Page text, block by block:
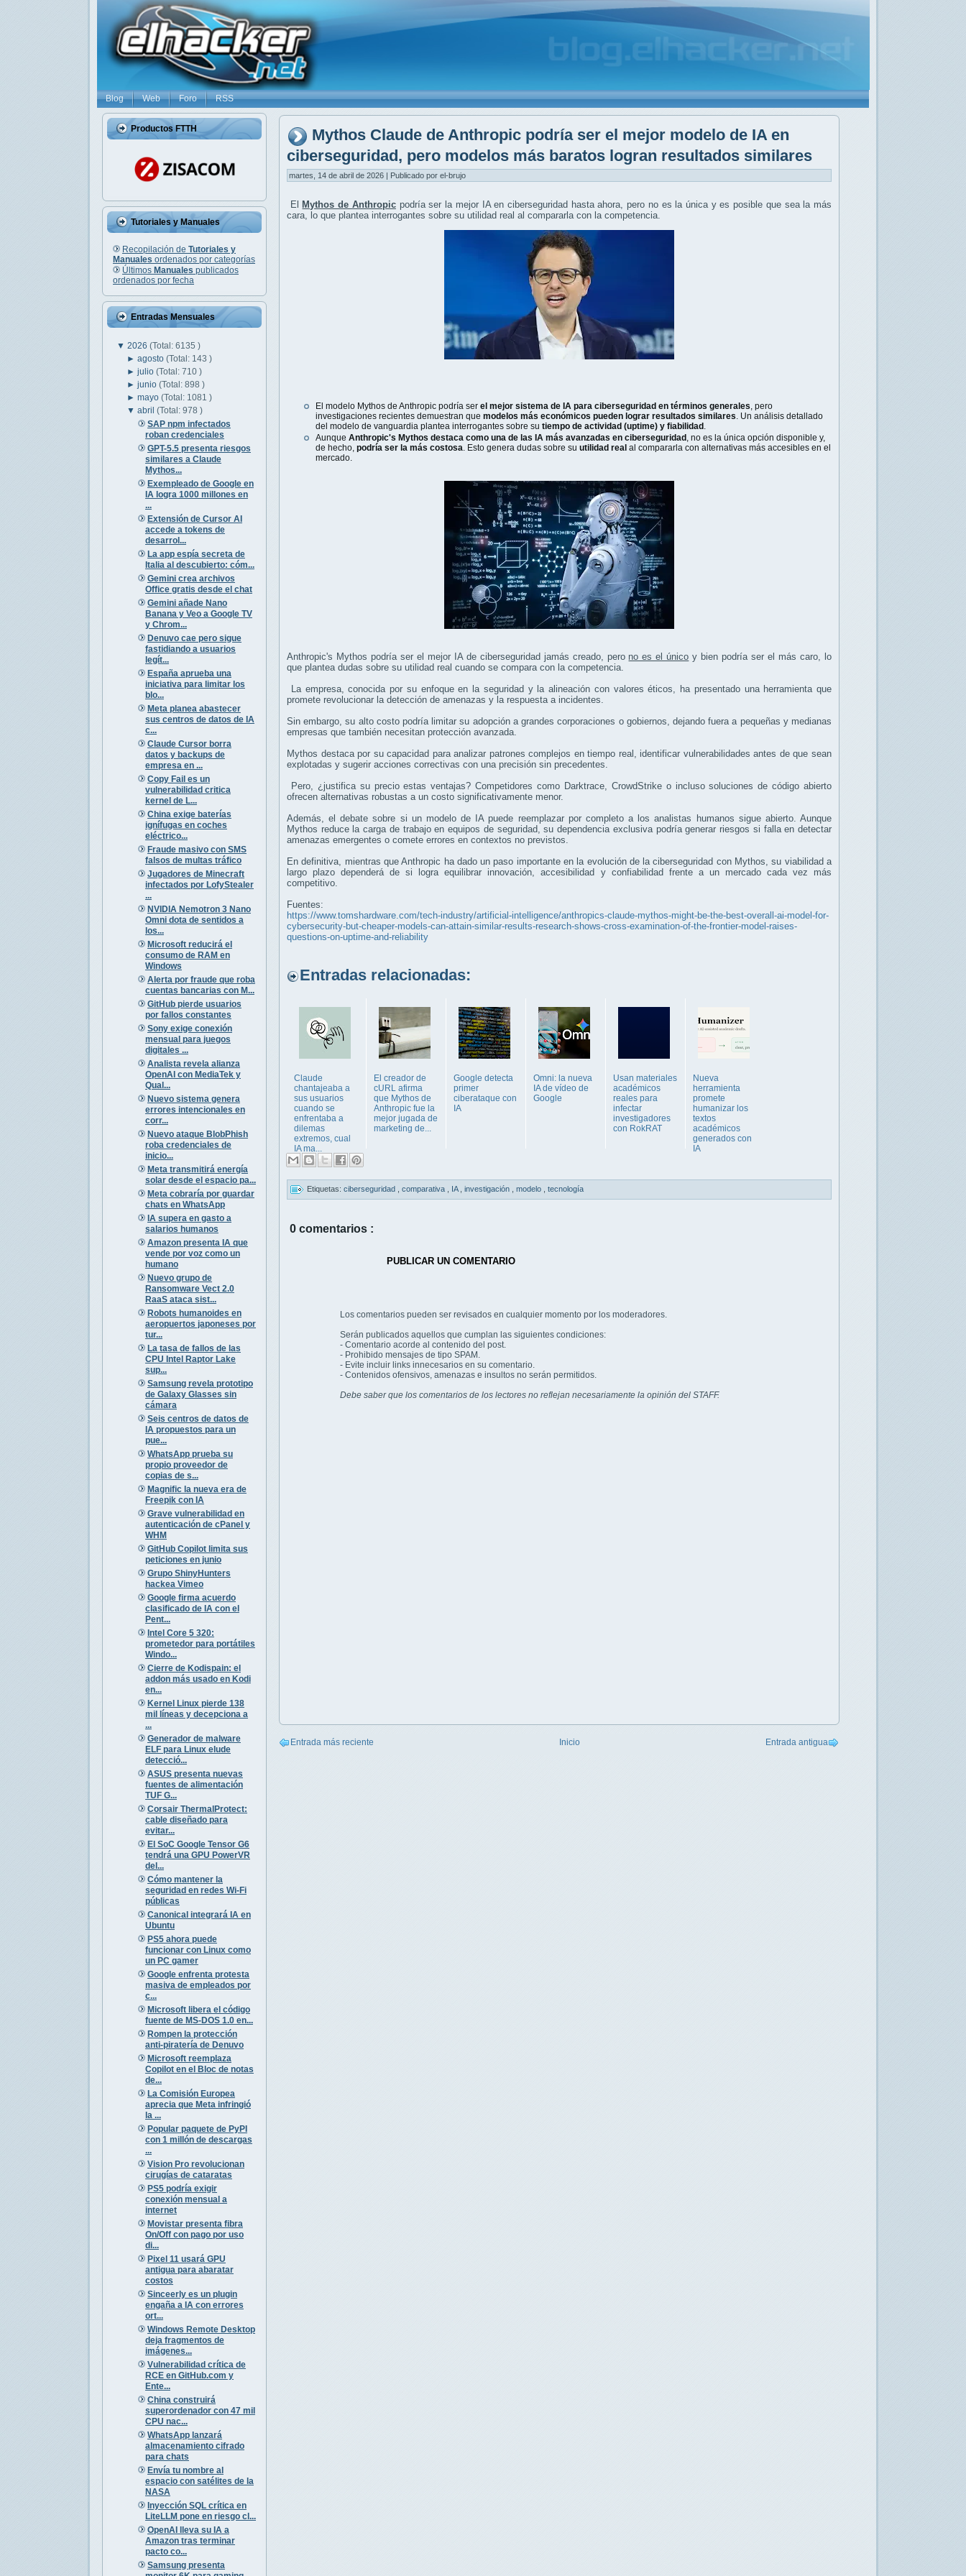
Blog Web Foro RSS
Productos FTTH
Tutoriales y Manuales
Recopilación de Tutoriales y
Manuales ordenados por categorías
Últimos Manuales publicados
ordenados por fecha
Entradas Mensuales
▼ 2026 (Total: 6135 )
►agosto(Total: 143 )
►julio(Total: 710 )
►junio(Total: 898 )
►mayo(Total: 1081 )
▼abril(Total: 978 )
SAP npm infectados
roban credenciales
GPT-5.5 presenta riesgos
similares a Claude
Mythos...
Exempleado de Google en
IA logra 1000 millones en
...
Extensión de Cursor AI
accede a tokens de
desarrol...
La app espía secreta de
Italia al descubierto: cóm...
Gemini crea archivos
Office gratis desde el chat
Gemini añade Nano
Banana y Veo a Google TV
y Chrom...
Denuvo cae pero sigue
fastidiando a usuarios
legít...
España aprueba una
iniciativa para limitar los
blo...
Meta planea abastecer
sus centros de datos de IA
c...
Claude Cursor borra
datos y backups de
empresa en ...
Copy Fail es un
vulnerabilidad critica
kernel de L...
China exige baterías
ignífugas en coches
eléctrico...
Fraude masivo con SMS
falsos de multas tráfico
Jugadores de Minecraft
infectados por LofyStealer
...
NVIDIA Nemotron 3 Nano
Omni dota de sentidos a
los...
Microsoft reducirá el
consumo de RAM en
Windows
Alerta por fraude que roba
cuentas bancarias con M...
GitHub pierde usuarios
por fallos constantes
Sony exige conexión
mensual para juegos
digitales ...
Analista revela alianza
OpenAI con MediaTek y
Qual...
Nuevo sistema genera
errores intencionales en
corr...
Nuevo ataque BlobPhish
roba credenciales de
inicio...
Meta transmitirá energía
solar desde el espacio pa...
Meta cobraría por guardar
chats en WhatsApp
IA supera en gasto a
salarios humanos
Amazon presenta IA que
vende por voz como un
humano
Nuevo grupo de
Ransomware Vect 2.0
RaaS ataca sist...
Robots humanoides en
aeropuertos japoneses por
tur...
La tasa de fallos de las
CPU Intel Raptor Lake
sup...
Samsung revela prototipo
de Galaxy Glasses sin
cámara
Seis centros de datos de
IA propuestos para un
pue...
WhatsApp prueba su
propio proveedor de
copias de s...
Magnific la nueva era de
Freepik con IA
Grave vulnerabilidad en
autenticación de cPanel y
WHM
GitHub Copilot limita sus
peticiones en junio
Grupo ShinyHunters
hackea Vimeo
Google firma acuerdo
clasificado de IA con el
Pent...
Intel Core 5 320:
prometedor para portátiles
Windo...
Cierre de Kodispain: el
addon más usado en Kodi
en...
Kernel Linux pierde 138
mil líneas y decepciona a
...
Generador de malware
ELF para Linux elude
detecció...
ASUS presenta nuevas
fuentes de alimentación
TUF G...
Corsair ThermalProtect:
cable diseñado para
evitar...
El SoC Google Tensor G6
tendrá una GPU PowerVR
del...
Cómo mantener la
seguridad en redes Wi-Fi
públicas
Canonical integrará IA en
Ubuntu
PS5 ahora puede
funcionar con Linux como
un PC gamer
Google enfrenta protesta
masiva de empleados por
c...
Microsoft libera el código
fuente de MS-DOS 1.0 en...
Rompen la protección
anti-piratería de Denuvo
Microsoft reemplaza
Copilot en el Bloc de notas
de...
La Comisión Europea
aprecia que Meta infringió
la ...
Popular paquete de PyPI
con 1 millón de descargas
...
Vision Pro revolucionan
cirugías de cataratas
PS5 podría exigir
conexión mensual a
internet
Movistar presenta fibra
On/Off con pago por uso
di...
Pixel 11 usará GPU
antigua para abaratar
costos
Sinceerly es un plugin
engaña a IA con errores
ort...
Windows Remote Desktop
deja fragmentos de
imágenes...
Vulnerabilidad crítica de
RCE en GitHub.com y
Ente...
China construirá
superordenador con 47 mil
CPU nac...
WhatsApp lanzará
almacenamiento cifrado
para chats
Envía tu nombre al
espacio con satélites de la
NASA
Inyección SQL crítica en
LiteLLM pone en riesgo cl...
OpenAI lleva su IA a
Amazon tras terminar
pacto co...
Samsung presenta
Mythos Claude de Anthropic podría ser el mejor modelo de IA en
ciberseguridad, pero modelos más baratos logran resultados similares
martes, 14 de abril de 2026 | Publicado por el-brujo
El Mythos de Anthropicpodría ser la mejor IA en ciberseguridad hasta ahora, pero no es la única y es posible que sea la más
cara, lo que plantea interrogantes sobre su utilidad real al compararla con la competencia.
El modelo Mythos de Anthropic podría ser el mejor sistema de IA para ciberseguridad en términos generales , pero
investigaciones recientes demuestran que modelos más económicos pueden lograr resultados similares . Un análisis detallado
del modelo de vanguardia plantea interrogantes sobre su tiempo de actividad (uptime) y fiabilidad
Aunque Anthropic's Mythos destaca como una de las IA más avanzadas en ciberseguridad , no es la única opción disponible y,
de hecho, podría ser la más costosa. Esto genera dudas sobre su utilidad real al compararla con alternativas más accesibles en el
mercado.
Anthropic's Mythos podría ser el mejor IA de ciberseguridad jamás creado, pero no es el único y bien podría ser el más caro, lo
que plantea dudas sobre su utilidad real cuando se compara con la competencia.
La empresa, conocida por su enfoque en la seguridad y la alineación con valores éticos, ha presentado una herramienta que
promete revolucionar la detección de amenazas y la respuesta a incidentes.
Sin embargo, su alto costo podría limitar su adopción a grandes corporaciones o gobiernos, dejando fuera a pequeñas y medianas
empresas que también necesitan protección avanzada.
Mythos destaca por su capacidad para analizar patrones complejos en tiempo real, identificar vulnerabilidades antes de que sean
explotadas y sugerir acciones correctivas con una precisión sin precedentes.
Pero, ¿justifica su precio estas ventajas? Competidores como Darktrace, CrowdStrike o incluso soluciones de código abierto
ofrecen alternativas robustas a un costo significativamente menor.
Además, el debate sobre si un modelo de IA puede reemplazar por completo a los analistas humanos sigue abierto. Aunque
Mythos reduce la carga de trabajo en equipos de seguridad, su dependencia exclusiva podría generar riesgos si falla en detectar
amenazas emergentes o comete errores en contextos no previstos.
En definitiva, mientras que Anthropic ha dado un paso importante en la evolución de la ciberseguridad con Mythos, su viabilidad a
largo plazo dependerá de si logra equilibrar innovación, accesibilidad y confiabilidad frente a un mercado cada vez más
competitivo.
Fuentes:
https://www.tomshardware.com/tech-industry/artificial-intelligence/anthropics-claude-mythos-might-be-the-best-overall-ai-model-for-
cybersecurity-but-cheaper-models-can-attain-similar-results-research-shows-cross-examination-of-the-frontier-model-raises-
questions-on-uptime-and-reliability
Entradas relacionadas:
Claude
chantajeaba a
sus usuarios
cuando se
enfrentaba a
dilemas
extremos, cual
IA ma...
El creador de
cURL afirma
que Mythos de
Anthropic fue la
mejor jugada de
marketing de...
Google detecta
primer
ciberataque con
IA
Omni: la nueva
IA de vídeo de
Google
Usan materiales
académicos
reales para
infectar
investigadores
con RokRAT
Nueva
herramienta
promete
humanizar los
textos
académicos
generados con
IA
Etiquetas: ciberseguridad comparativa IA investigación modelo tecnología
0 comentarios :
PUBLICAR UN COMENTARIO
Los comentarios pueden ser revisados en cualquier momento por los moderadores.
Serán publicados aquellos que cumplan las siguientes condiciones:
- Comentario acorde al contenido del post.
- Prohibido mensajes de tipo SPAM.
- Evite incluir links innecesarios en su comentario.
- Contenidos ofensivos, amenazas e insultos no serán permitidos.
Debe saber que los comentarios de los lectores no reflejan necesariamente la opinión del STAFF.
Entrada más reciente Entrada antigua
Inicio